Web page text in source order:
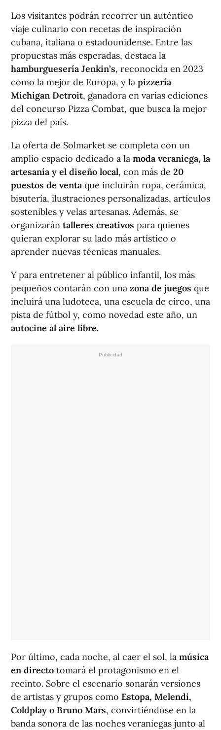
Los visitantes podrán recorrer un auténtico
viaje culinario con recetas de inspiración
cubana, italiana o estadounidense. Entre las
propuestas más esperadas, destaca la
hamburguesería Jenkin’s, reconocida en 2023
como la mejor de Europa, y la pizzería
Michigan Detroit, ganadora en varias ediciones
del concurso Pizza Combat, que busca la mejor
pizza del país.
La oferta de Solmarket se completa con un
amplio espacio dedicado a la moda veraniega, la
artesanía y el diseño local, con más de 20
puestos de venta que incluirán ropa, cerámica,
bisutería, ilustraciones personalizadas, artículos
sostenibles y velas artesanas. Además, se
organizarán talleres creativos para quienes
quieran explorar su lado más artístico o
aprender nuevas técnicas manuales.
Y para entretener al público infantil, los más
pequeños contarán con una zona de juegos que
incluirá una ludoteca, una escuela de circo, una
pista de fútbol y, como novedad este año, un
autocine al aire libre.
Por último, cada noche, al caer el sol, la música
en directo tomará el protagonismo en el
recinto. Sobre el escenario sonarán versiones
de artistas y grupos como Estopa, Melendi,
Coldplay o Bruno Mars, convirtiéndose en la
banda sonora de las noches veraniegas junto al